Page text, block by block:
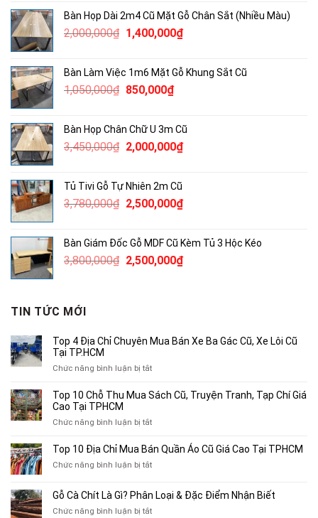
2,115,000₫.là:
1,300,000₫.
Bàn Họp Dài 2m4 Cũ Mặt Gỗ Chân Sắt (Nhiều Màu)
2,000,000₫ Giá
2,000,000₫.
1,400,000₫Giá
là:
Bàn Làm Việc 1m6 Mặt Gỗ Khung Sắt Cũ
1,050,000₫ Giá
1,050,000₫.
850,000₫Giá
là:
850,000₫.
Bàn Họp Chân Chữ U 3m Cũ
3,450,000₫ Giá
3,450,000₫.
2,000,000₫Giá
2,000,000₫.
Tủ Tivi Gỗ Tự Nhiên 2m Cũ
3,780,000₫ Giá
3,780,000₫.
2,500,000₫Giá
là:
2,500,000₫.
Bàn Giám Đốc Gỗ MDF Cũ Kèm Tủ 3 Hộc Kéo
3,800,000₫ Giá
2,500,000₫Giá
TIN TỨC MỚI
Top 4 Địa Chỉ Chuyên Mua Bán Xe Ba Gác Cũ, Xe Lôi Cũ
Tại TP.HCM
Chức năng bình luận bị tắtở
4
Chuyên
Bán
Xe
Cũ,
Xe
Top 10 Chỗ Thu Mua Sách Cũ, Truyện Tranh, Tạp Chí Giá
Cao Tại TPHCM
Chức năng bình luận bị tắtở
10
Thu
Sách
Top 10 Địa Chỉ Mua Bán Quần Áo Cũ Giá Cao Tại TPHCM
Chức năng bình luận bị tắtở
Địa
Chỉ
Gỗ Cà Chít Là Gì? Phân Loại & Đặc Điểm Nhận Biết
Chức năng bình luận bị tắtở